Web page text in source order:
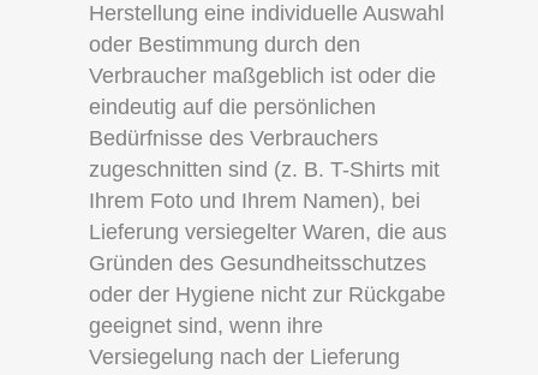
Herstellung eine individuelle Auswahl
oder Bestimmung durch den
Verbraucher maßgeblich ist oder die
eindeutig auf die persönlichen
Bedürfnisse des Verbrauchers
zugeschnitten sind (z. B. T-Shirts mit
Ihrem Foto und Ihrem Namen), bei
Lieferung versiegelter Waren, die aus
Gründen des Gesundheitsschutzes
oder der Hygiene nicht zur Rückgabe
geeignet sind, wenn ihre
Versiegelung nach der Lieferung